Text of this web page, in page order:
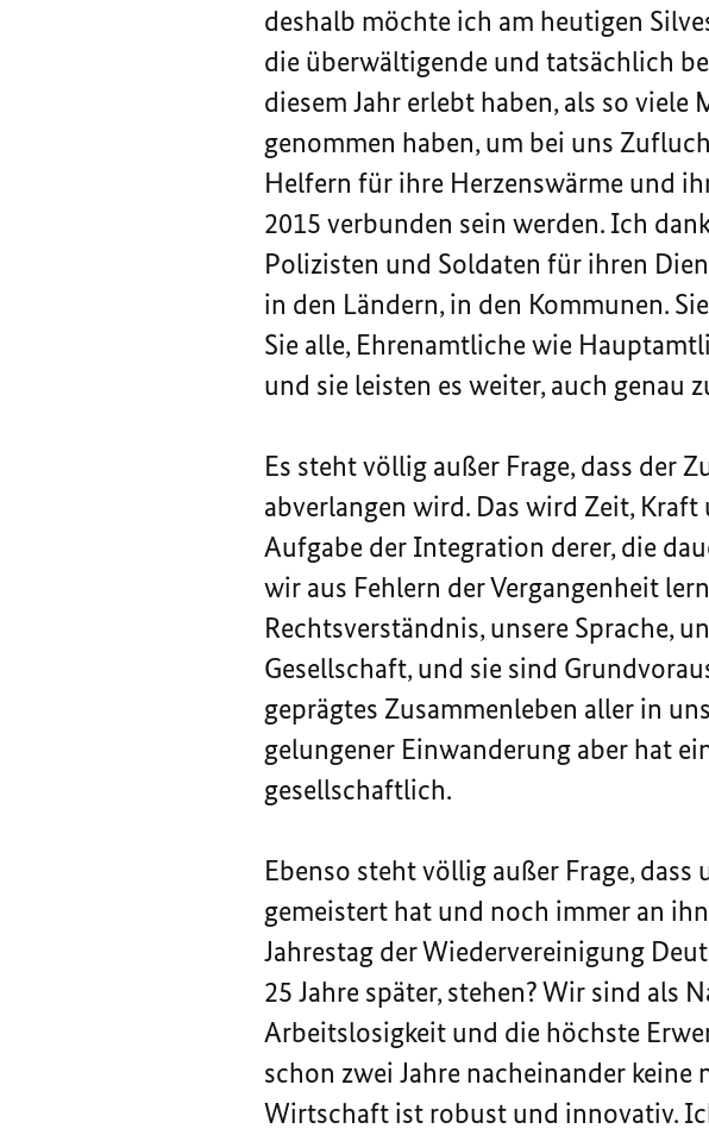
deshalb möchte ich am heutigen
die überwältigende und tatsächlich
diesem Jahr erlebt haben, als so
genommen haben, um bei uns
Helfern für ihre Herzenswärme und
2015 verbunden sein werden. Ich
Polizisten und Soldaten für ihren
in den Ländern, in den Kommunen.
Sie alle, Ehrenamtliche wie
und sie leisten es weiter, auch genau
Es steht völlig außer Frage, dass der
abverlangen wird. Das wird Zeit,
Aufgabe der Integration derer, die
wir aus Fehlern der Vergangenheit
Rechtsverständnis, unsere Sprache,
Gesellschaft, und sie sind
geprägtes Zusammenleben aller in
gelungener Einwanderung aber hat
gesellschaftlich.
Ebenso steht völlig außer Frage,
gemeistert hat und noch immer an
Jahrestag der Wiedervereinigung
25 Jahre später, stehen? Wir sind als
Arbeitslosigkeit und die höchste
schon zwei Jahre nacheinander keine
Wirtschaft ist robust und innovativ.